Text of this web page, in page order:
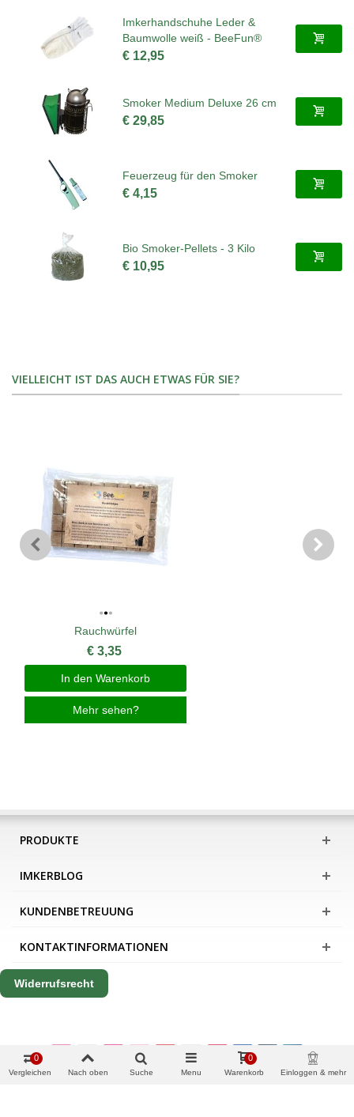
Imkerhandschuhe Leder &
Baumwolle weiß - BeeFun®
€ 12,95
Smoker Medium Deluxe 26 cm
€ 29,85
Feuerzeug für den Smoker
€ 4,15
Bio Smoker-Pellets - 3 Kilo
€ 10,95
VIELLEICHT IST DAS AUCH ETWAS FÜR SIE?
Rauchwürfel
€ 3,35
In den Warenkorb
Mehr sehen?
PRODUKTE
IMKERBLOG
KUNDENBETREUUNG
KONTAKTINFORMATIONEN
Widerrufsrecht
Vergleichen
0
Nach oben Suche Menu Warenkorb
0
Einloggen & mehr